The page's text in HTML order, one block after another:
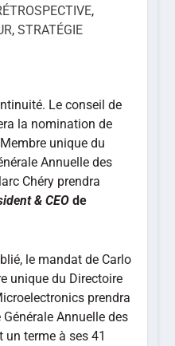
,
, STRATÉGIE
Le conseil de
la nomination de
unique du
Annuelle des
Chéry prendra
& CEO de
le mandat de Carlo
unique du Directoire
prendra
Générale Annuelle des
terme à ses 41